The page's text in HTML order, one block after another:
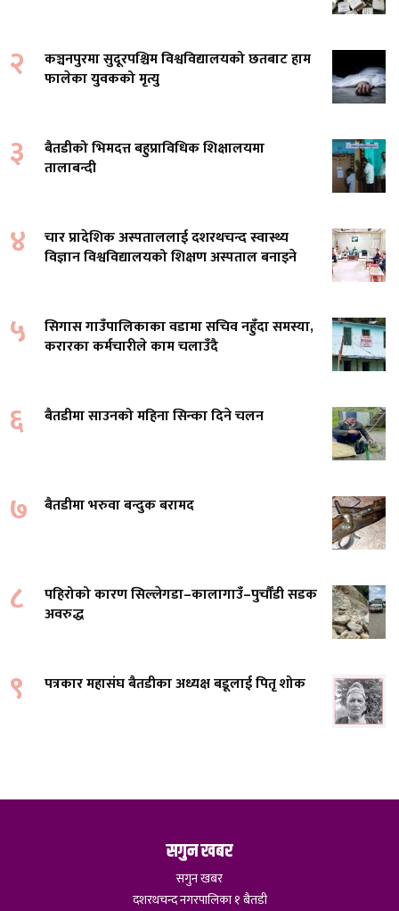
२
कञ्चनपुरमा सुदूरपश्चिम विश्वविद्यालयको छतबाट हाम
फालेका युवकको मृत्यु
३
बैतडीको भिमदत्त बहुप्राविधिक शिक्षालयमा
तालाबन्दी
४
चार प्रादेशिक अस्पताललाई दशरथचन्द स्वास्थ्य
विज्ञान विश्वविद्यालयको शिक्षण अस्पताल बनाइने
५
सिगास गाउँपालिकाका वडामा सचिव नहुँदा समस्या,
करारका कर्मचारीले काम चलाउँदै
६ बैतडीमा साउनको महिना सिन्का दिने चलन
७ बैतडीमा भरुवा बन्दुक बरामद
८
पहिरोको कारण सिल्लेगडा–कालागाउँ–पुर्चौंडी सडक
अवरुद्ध
९ पत्रकार महासंघ बैतडीका अध्यक्ष बडूलाई पितृ शोक
सगुन खबर
सगुन खबर
दशरथचन्द नगरपालिका १ बैतडी